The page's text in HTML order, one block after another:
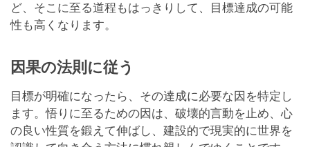
ど、そこに至る道程もはっきりして、目標達成の可能
性も高くなります。
因果の法則に従う
目標が明確になったら、その達成に必要な因を特定し
ます。悟りに至るための因は、破壊的言動を止め、心
の良い性質を鍛えて伸ばし、建設的で現実的に世界を